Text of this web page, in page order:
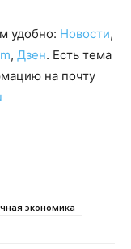
удобно: Новости,
, Дзен. Есть тема
на почту
экономика